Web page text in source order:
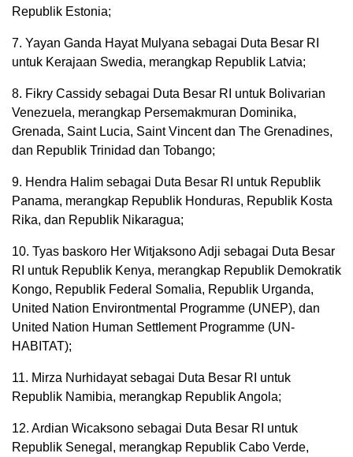
Republik Estonia;
7. Yayan Ganda Hayat Mulyana sebagai Duta Besar RI
untuk Kerajaan Swedia, merangkap Republik Latvia;
8. Fikry Cassidy sebagai Duta Besar RI untuk Bolivarian
Venezuela, merangkap Persemakmuran Dominika,
Grenada, Saint Lucia, Saint Vincent dan The Grenadines,
dan Republik Trinidad dan Tobango;
9. Hendra Halim sebagai Duta Besar RI untuk Republik
Panama, merangkap Republik Honduras, Republik Kosta
Rika, dan Republik Nikaragua;
10. Tyas baskoro Her Witjaksono Adji sebagai Duta Besar
RI untuk Republik Kenya, merangkap Republik Demokratik
Kongo, Republik Federal Somalia, Republik Urganda,
United Nation Environtmental Programme (UNEP), dan
United Nation Human Settlement Programme (UN-
HABITAT);
11. Mirza Nurhidayat sebagai Duta Besar RI untuk
Republik Namibia, merangkap Republik Angola;
12. Ardian Wicaksono sebagai Duta Besar RI untuk
Republik Senegal, merangkap Republik Cabo Verde,